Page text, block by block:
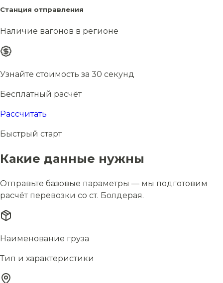
Станция отправления
Наличие вагонов в регионе
Узнайте стоимость за 30 секунд
Бесплатный расчёт
Рассчитать
Быстрый старт
Какие данные нужны
Отправьте базовые параметры — мы подготовим
расчёт перевозки со ст. Болдерая.
Наименование груза
Тип и характеристики